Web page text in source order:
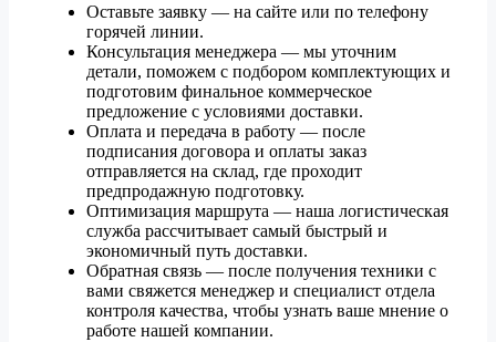
Оставьте заявку — на сайте или по телефону
горячей линии.
Консультация менеджера — мы уточним
детали, поможем с подбором комплектующих и
подготовим финальное коммерческое
предложение с условиями доставки.
Оплата и передача в работу — после
подписания договора и оплаты заказ
отправляется на склад, где проходит
предпродажную подготовку.
Оптимизация маршрута — наша логистическая
служба рассчитывает самый быстрый и
экономичный путь доставки.
Обратная связь — после получения техники с
вами свяжется менеджер и специалист отдела
контроля качества, чтобы узнать ваше мнение о
работе нашей компании.